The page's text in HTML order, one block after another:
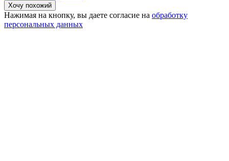
Нажимая на кнопку, вы даете согласие на обработку
персональных данных